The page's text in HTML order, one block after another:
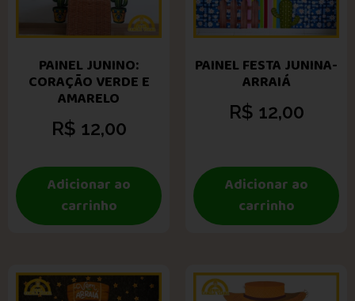
PAINEL JUNINO:
CORAÇÃO VERDE E
AMARELO
R$ 12,00
Adicionar ao
carrinho
PAINEL FESTA JUNINA-
ARRAIÁ
R$ 12,00
Adicionar ao
carrinho